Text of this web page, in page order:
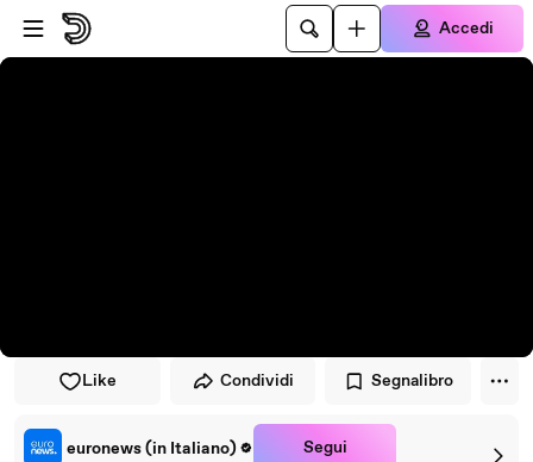
Vai al lettore
Passa al contenuto principale
Accedi
Like Condividi Segnalibro
euronews (in Italiano) Segui